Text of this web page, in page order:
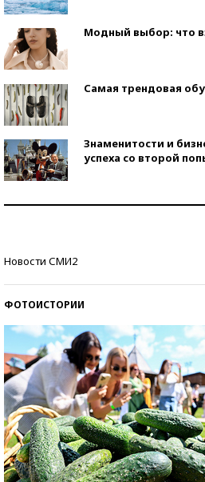
Модный выбор: что
Самая трендовая
Знаменитости и
успеха со второй
Новости СМИ2
ФОТОИСТОРИИ